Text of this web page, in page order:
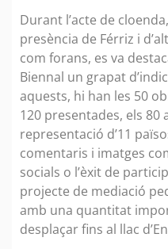
Durant l’acte de
presència de Férriz i
com forans, es va
Biennal un grapat
aquests, hi han les 50
120 presentades, els
representació d’11
comentaris i imatges
socials o l’èxit de
projecte de mediació
amb una quantitat
desplaçar fins al llac